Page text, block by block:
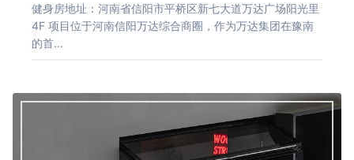
健身房地址：河南省信阳市平桥区新七大道万达广场阳光里
4F 项目位于河南信阳万达综合商圈，作为万达集团在豫南
的首…